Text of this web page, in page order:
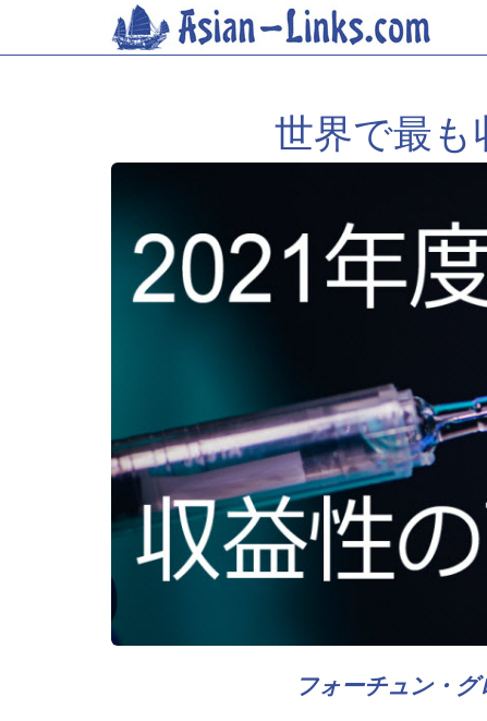
世界で最も
フォーチュン・